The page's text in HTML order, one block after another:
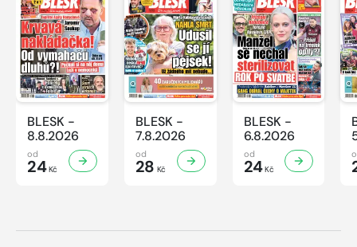
BLESK -
8.8.2026
od
24Kč
BLESK -
7.8.2026
od
28 Kč
BLESK -
6.8.2026
od
24Kč